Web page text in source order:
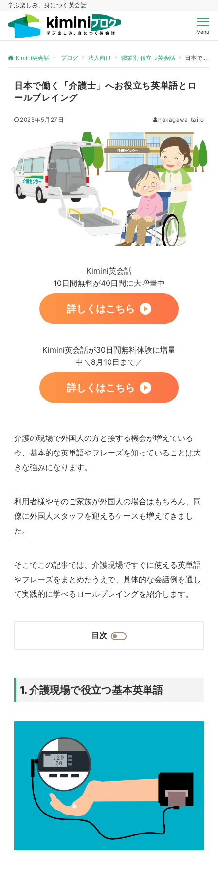
学ぶ楽しみ、身につく英会話
Menu
Kimini英会話 ブログ 法人向け 職業別 役立つ英会話 日本で働く「介護士」へお役立ち英単語とロールプレイング
日本で働く「介護士」へお役立ち英単語とロ
ールプレイング
2025年5月27日 nakagawa_tairo
Kimini英会話
10日間無料が40日間に大増量中
詳しくはこちら
Kimini英会話が30日間無料体験に増量
中＼8月10日まで／
詳しくはこちら
介護の現場で外国人の方と接する機会が増えている
今、基本的な英単語やフレーズを知っていることは大
きな強みになります。
利用者様やそのご家族が外国人の場合はもちろん、同
僚に外国人スタッフを迎えるケースも増えてきまし
た。
そこでこの記事では、介護現場ですぐに使える英単語
やフレーズをまとめたうえで、具体的な会話例を通し
て実践的に学べるロールプレイングを紹介します。
目次
1. 介護現場で役立つ基本英単語